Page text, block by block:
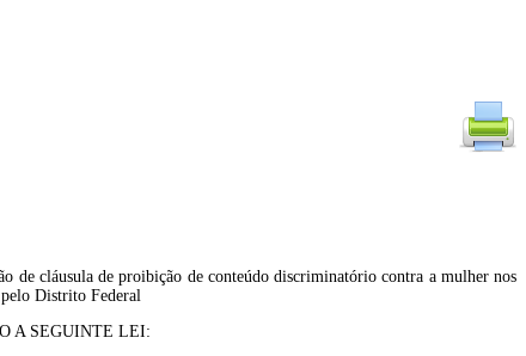
de cláusula de proibição de conteúdo discriminatório contra a mulher nos
pelo Distrito Federal
A SEGUINTE LEI: